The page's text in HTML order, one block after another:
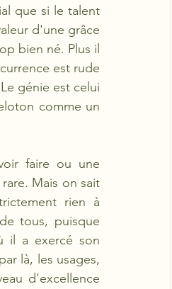
que si le talent
d'une grâce
bien né. Plus il
est rude
génie est celui
comme un
faire ou une
Mais on sait
rien à
tous, puisque
il a exercé son
là, les usages,
d'excellence